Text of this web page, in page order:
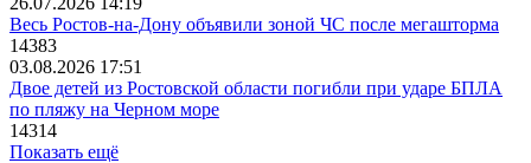
Весь Ростов-на-Дону объявили зоной ЧС после мегашторма
14383
03.08.2026 17:51
Двое детей из Ростовской области погибли при ударе БПЛА
по пляжу на Черном море
14314
Показать ещё